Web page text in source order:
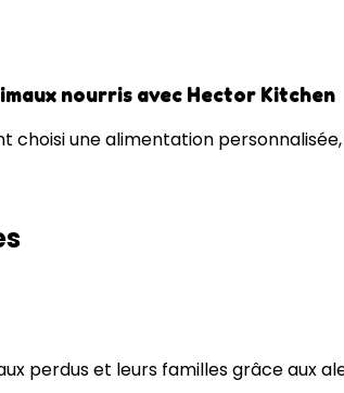
nourris avec Hector Kitchen
choisi une alimentation
perdus et leurs familles grâce aux